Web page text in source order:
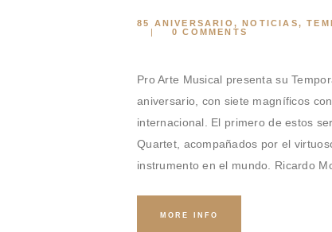
85 ANIVERSARIO ,NOTICIAS,
0
COMMENTS
Pro Arte Musical presenta su
aniversario, con siete magníficos
internacional. El primero de estos
Quartet, acompañados por el
instrumento en el mundo. Ricardo
MORE INFO